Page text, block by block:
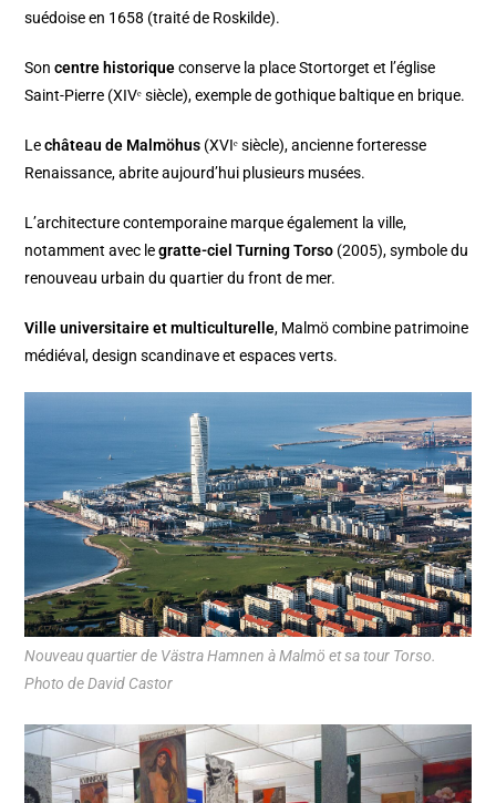
suédoise en 1658 (traité de Roskilde).
Soncentre historiqueconserve la place Stortorget et l’église
Saint-Pierre (XIVᵉ siècle), exemple de gothique baltique en brique.
Lechâteau de Malmöhus (XVIᵉ siècle), ancienne forteresse
Renaissance, abrite aujourd’hui plusieurs musées.
L’architecture contemporaine marque également la ville,
notamment avec legratte-ciel Turning Torso (2005), symbole du
renouveau urbain du quartier du front de mer.
Ville universitaire et multiculturelle, Malmö combine patrimoine
médiéval, design scandinave et espaces verts.
Nouveau quartier de Västra Hamnen à Malmö et sa tour Torso.
Photo de David Castor